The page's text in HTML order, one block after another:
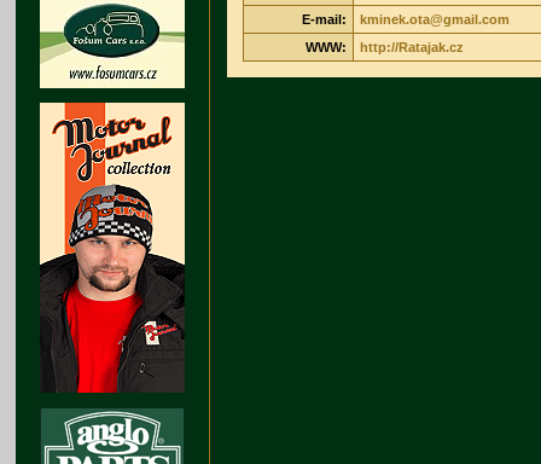
E-mail:
kminek.ota@gmail.com
WWW:
http://Ratajak.cz